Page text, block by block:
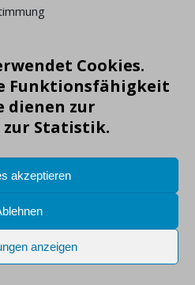
Cookies.
Funktionsfähigkeit
dienen zur
Statistik.
akzeptieren
anzeigen
alle Angaben ohne Gewähr!